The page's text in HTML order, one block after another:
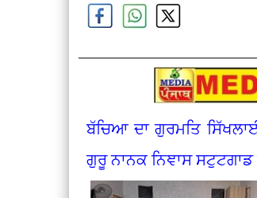
ਬੱਚਿਆ ਦਾ ਗੁਰਮਤਿ
ਗੁਰੂ ਨਾਨਕ ਨਿਞਾਸ ਸਟੁਟਗਾਡ